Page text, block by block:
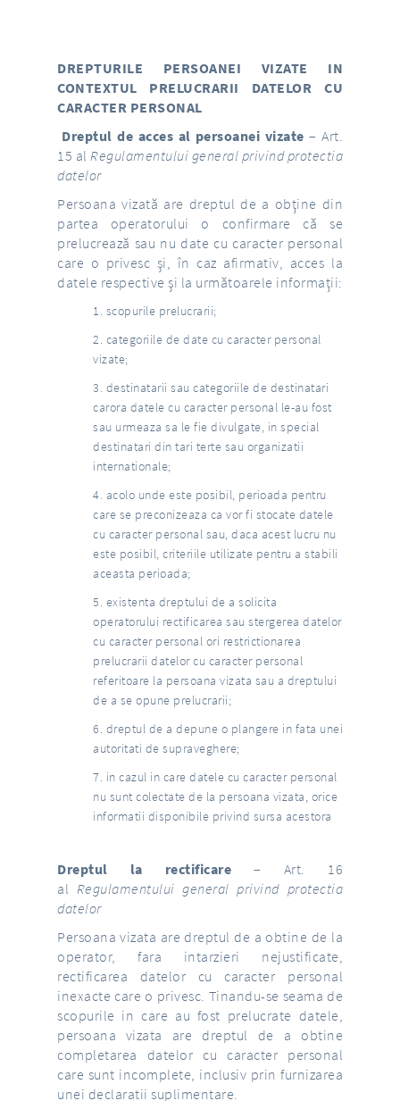
DREPTURILE PERSOANEI VIZATE IN
CONTEXTUL PRELUCRARII DATELOR CU
CARACTER PERSONAL
Dreptul de acces al persoanei vizate– Art.
15 al Regulamentului general privind protectia
datelor
Persoana vizată are dreptul de a obţine din
partea operatorului o confirmare că se
prelucrează sau nu date cu caracter personal
care o privesc şi, în caz afirmativ, acces la
datele respective şi la următoarele informaţii:
scopurile prelucrarii;
categoriile de date cu caracter personal
vizate;
destinatarii sau categoriile de destinatari
carora datele cu caracter personal le-au fost
sau urmeaza sa le fie divulgate, in special
destinatari din tari terte sau organizatii
internationale;
acolo unde este posibil, perioada pentru
care se preconizeaza ca vor fi stocate datele
cu caracter personal sau, daca acest lucru nu
este posibil, criteriile utilizate pentru a stabili
aceasta perioada;
existenta dreptului de a solicita
operatorului rectificarea sau stergerea datelor
cu caracter personal ori restrictionarea
prelucrarii datelor cu caracter personal
referitoare la persoana vizata sau a dreptului
de a se opune prelucrarii;
dreptul de a depune o plangere in fata unei
autoritati de supraveghere;
in cazul in care datele cu caracter personal
nu sunt colectate de la persoana vizata, orice
informatii disponibile privind sursa acestora
Dreptul la rectificare– Art. 16
al Regulamentului general privind protectia
datelor
Persoana vizata are dreptul de a obtine de la
operator, fara intarzieri nejustificate,
rectificarea datelor cu caracter personal
inexacte care o privesc. Tinandu-se seama de
scopurile in care au fost prelucrate datele,
persoana vizata are dreptul de a obtine
completarea datelor cu caracter personal
care sunt incomplete, inclusiv prin furnizarea
unei declaratii suplimentare.